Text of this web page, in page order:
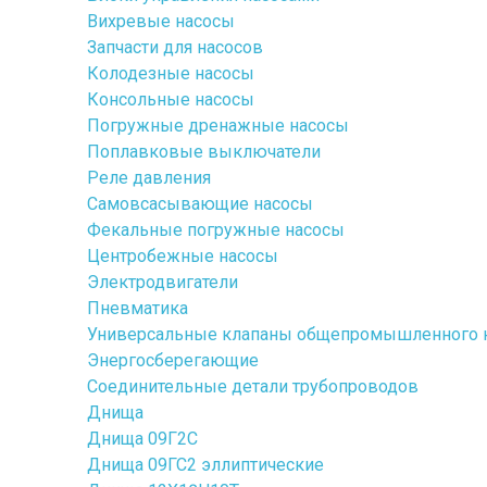
Вихревые насосы
Запчасти для насосов
Колодезные насосы
Консольные насосы
Погружные дренажные насосы
Поплавковые выключатели
Реле давления
Самовсасывающие насосы
Фекальные погружные насосы
Центробежные насосы
Электродвигатели
Пневматика
Универсальные клапаны общепромышленного
Энергосберегающие
Соединительные детали трубопроводов
Днища
Днища 09Г2С
Днища 09ГС2 эллиптические